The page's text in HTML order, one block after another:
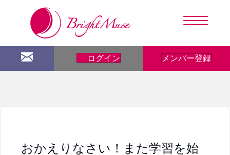
ログイン メンバー登録
おかえりなさい！また学習を始